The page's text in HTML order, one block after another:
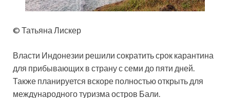
© Татьяна Лискер
Власти Индонезии решили сократить срок карантина
для прибывающих в страну с семи до пяти дней.
Также планируется вскоре полностью открыть для
международного туризма остров Бали.